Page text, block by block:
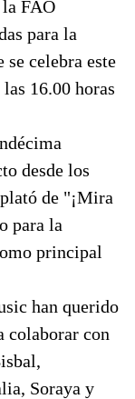
FAO
para la
celebra este
16.00 horas
desde los
de "¡Mira
para la
principal
han querido
colaborar con
Soraya y